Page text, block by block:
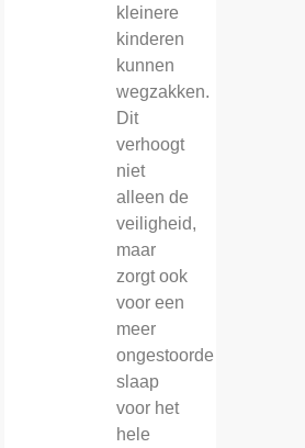
kleinere
kinderen
kunnen
wegzakken.
Dit
verhoogt
niet
alleen de
veiligheid,
maar
zorgt ook
voor een
meer
ongestoorde
slaap
voor het
hele